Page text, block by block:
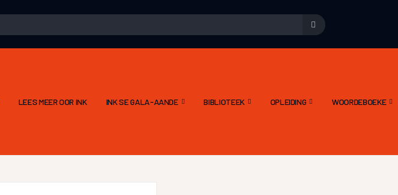
LEES MEER OOR INK INK SE GALA-AANDE BIBLIOTEEK OPLEIDING WOORDEBOEKE